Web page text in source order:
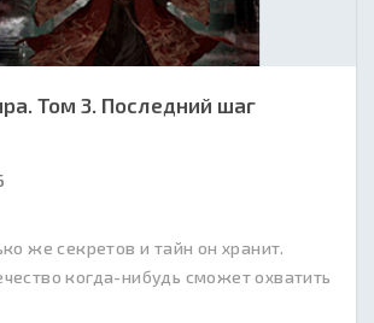
Том 3. Последний шаг
же секретов и тайн он хранит.
когда-нибудь сможет охватить